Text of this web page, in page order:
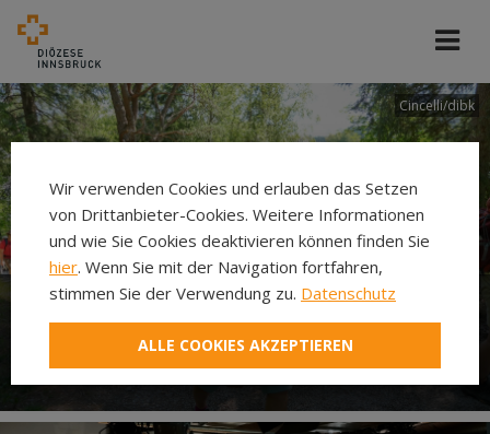
Cincelli/dibk
Neuer Pilgerweg Via
Laudato si’
Wir verwenden Cookies und erlauben das Setzen
von Drittanbieter-Cookies. Weitere Informationen
und wie Sie Cookies deaktivieren können finden Sie
hier. Wenn Sie mit der Navigation fortfahren,
stimmen Sie der Verwendung zu. Datenschutz
ALLE COOKIES AKZEPTIEREN